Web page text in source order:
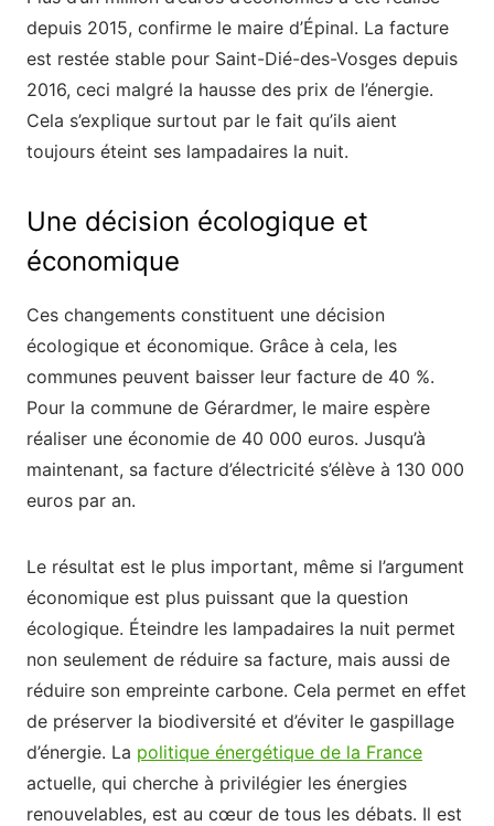
depuis 2015, confirme le maire d’Épinal. La facture
est restée stable pour Saint-Dié-des-Vosges depuis
2016, ceci malgré la hausse des prix de l’énergie.
Cela s’explique surtout par le fait qu’ils aient
toujours éteint ses lampadaires la nuit.
Une décision écologique et
économique
Ces changements constituent une décision
écologique et économique. Grâce à cela, les
communes peuvent baisser leur facture de 40 %.
Pour la commune de Gérardmer, le maire espère
réaliser une économie de 40 000 euros. Jusqu’à
maintenant, sa facture d’électricité s’élève à 130 000
euros par an.
Le résultat est le plus important, même si l’argument
économique est plus puissant que la question
écologique. Éteindre les lampadaires la nuit permet
non seulement de réduire sa facture, mais aussi de
réduire son empreinte carbone. Cela permet en effet
de préserver la biodiversité et d’éviter le gaspillage
d’énergie. La politique énergétique de la France
actuelle, qui cherche à privilégier les énergies
renouvelables, est au cœur de tous les débats. Il est